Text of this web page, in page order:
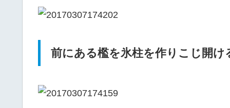
前にある檻を氷柱を作りこじ開け